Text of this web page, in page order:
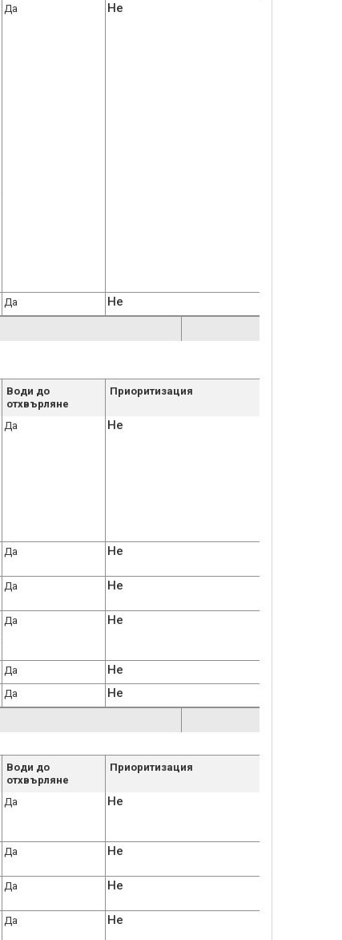
Да Не
Да Не
Води до
отхвърляне
Приоритизация
Да Не
Да Не
Да Не
Да Не
Да Не
Да Не
Води до
отхвърляне
Приоритизация
Да Не
Да Не
Да Не
Да Не